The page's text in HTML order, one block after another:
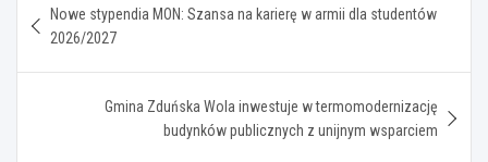
wpisu
Nowe stypendia MON: Szansa na karierę w armii dla studentów
2026/2027
Gmina Zduńska Wola inwestuje w termomodernizację
budynków publicznych z unijnym wsparciem